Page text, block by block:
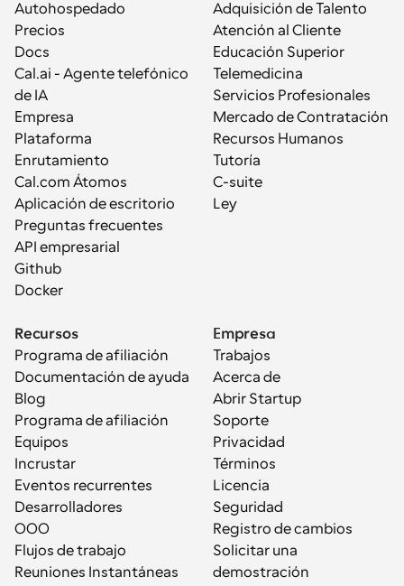
Autohospedado
Precios
Docs
Cal.ai - Agente telefónico
de IA
Empresa
Plataforma
Enrutamiento
Cal.com Átomos
Aplicación de escritorio
Preguntas frecuentes
API empresarial
Github
Docker
Adquisición de Talento
Atención al Cliente
Educación Superior
Telemedicina
Servicios Profesionales
Mercado de Contratación
Recursos Humanos
Tutoría
C-suite
Ley
Recursos
Programa de afiliación
Documentación de ayuda
Blog
Programa de afiliación
Equipos
Incrustar
Eventos recurrentes
Desarrolladores
OOO
Flujos de trabajo
Reuniones Instantáneas
Empresa
Trabajos
Acerca de
Abrir Startup
Soporte
Privacidad
Términos
Licencia
Seguridad
Registro de cambios
Solicitar una
demostración